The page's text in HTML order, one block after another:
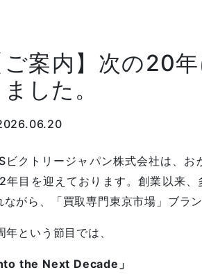
ご案内】次の20
ました。
ビクトリージャパン株式会社は、
年目を迎えております。創業以来
ながら、「買取専門東京市場」ブラ
年という節目では、
the Next Decade」